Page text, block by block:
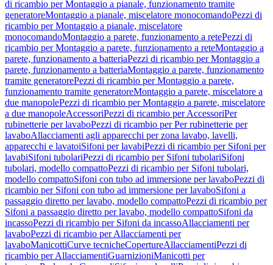
di ricambio per Montaggio a pianale, funzionamento tramite
generatoreMontaggio a pianale, miscelatore monocomandoPezzi di
ricambio per Montaggio a pianale, miscelatore
monocomandoMontaggio a parete, funzionamento a retePezzi di
ricambio per Montaggio a parete, funzionamento a reteMontaggio a
parete, funzionamento a batteriaPezzi di ricambio per Montaggio a
parete, funzionamento a batteriaMontaggio a parete, funzionamento
tramite generatorePezzi di ricambio per Montaggio a parete,
funzionamento tramite generatoreMontaggio a parete, miscelatore a
due manopolePezzi di ricambio per Montaggio a parete, miscelatore
a due manopoleAccessoriPezzi di ricambio per AccessoriPer
rubinetterie per lavaboPezzi di ricambio per Per rubinetterie per
lavaboAllacciamenti agli apparecchi per zona lavabo, lavelli,
apparecchi e lavatoiSifoni per lavabiPezzi di ricambio per Sifoni per
lavabiSifoni tubolariPezzi di ricambio per Sifoni tubolariSifoni
tubolari, modello compattoPezzi di ricambio per Sifoni tubolari,
modello compattoSifoni con tubo ad immersione per lavaboPezzi di
ricambio per Sifoni con tubo ad immersione per lavaboSifoni a
passaggio diretto per lavabo, modello compattoPezzi di ricambio per
Sifoni a passaggio diretto per lavabo, modello compattoSifoni da
incassoPezzi di ricambio per Sifoni da incassoAllacciamenti per
lavaboPezzi di ricambio per Allacciamenti per
lavaboManicottiCurve tecnicheCopertureAllacciamentiPezzi di
ricambio per AllacciamentiGuarnizioniManicotti per